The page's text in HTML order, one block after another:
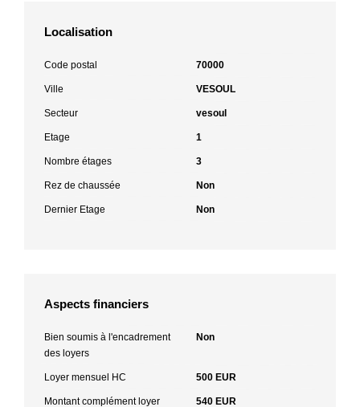
Localisation
Code postal 70000
Ville VESOUL
Secteur vesoul
Etage 1
Nombre étages 3
Rez de chaussée Non
Dernier Etage Non
Aspects financiers
Bien soumis à l'encadrement
des loyers
Non
Loyer mensuel HC 500 EUR
Montant complément loyer 540 EUR